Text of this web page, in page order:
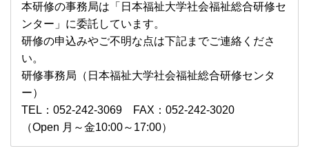
本研修の事務局は「日本福祉大学社会福祉総合研修セ
ンター」に委託しています。
研修の申込みやご不明な点は下記までご連絡くださ
い。
研修事務局（日本福祉大学社会福祉総合研修センタ
ー）
TEL：052-242-3069 FAX：052-242-3020
（Open 月～金10:00～17:00）